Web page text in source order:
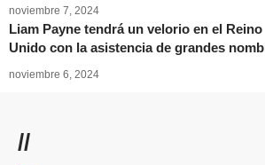
noviembre 7, 2024
Liam Payne tendrá un velorio en el Reino
Unido con la asistencia de grandes
noviembre 6, 2024
//